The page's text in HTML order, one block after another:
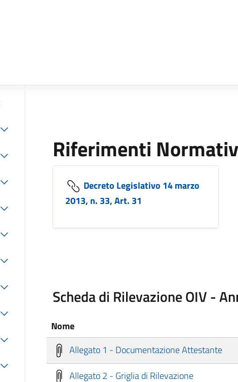
Riferimenti
Decreto Legislativo 14 marzo
2013, n. 33, Art. 31
Scheda di Rilevazione OIV -
Nome
Allegato 1 - Documentazione Attestante
Allegato 2 - Griglia di Rilevazione